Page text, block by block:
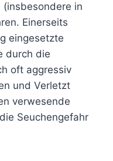
in
Einerseits
eingesetzte
durch die
oft aggressiv
und Verletzt
verwesende
Seuchengefahr